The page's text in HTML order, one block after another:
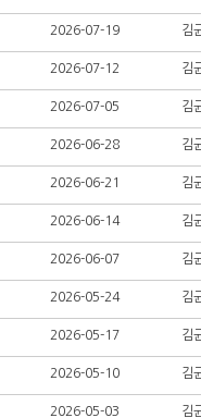
2026-07-19 김
2026-07-12 김
2026-07-05 김
2026-06-28 김
2026-06-21 김
2026-06-14 김
2026-06-07 김
2026-05-24 김
2026-05-17 김
2026-05-10 김
2026-05-03 김